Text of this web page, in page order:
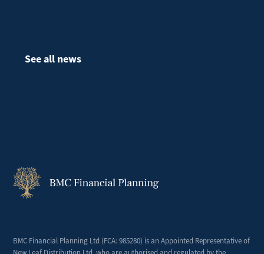
See all news
BMC Financial Planning Ltd (FCA: 985280) is an Appointed Representative of